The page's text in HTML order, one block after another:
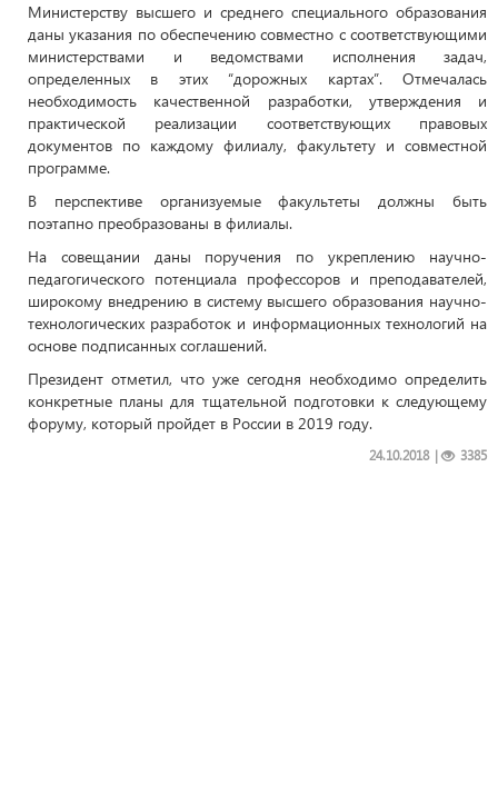
Министерству высшего и среднего специального образования
даны указания по обеспечению совместно с соответствующими
министерствами и ведомствами исполнения задач,
определенных в этих “дорожных картах”. Отмечалась
необходимость качественной разработки, утверждения и
практической реализации соответствующих правовых
документов по каждому филиалу, факультету и совместной
программе.
В перспективе организуемые факультеты должны быть
поэтапно преобразованы в филиалы.
На совещании даны поручения по укреплению научно-
педагогического потенциала профессоров и преподавателей,
широкому внедрению в систему высшего образования научно-
технологических разработок и информационных технологий на
основе подписанных соглашений.
Президент отметил, что уже сегодня необходимо определить
конкретные планы для тщательной подготовки к следующему
форуму, который пройдет в России в 2019 году.
| 3385
24.10.2018